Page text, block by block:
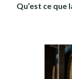
Qu’est ce que